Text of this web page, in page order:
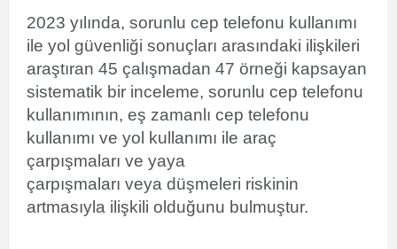
2023 yılında, sorunlu cep telefonu kullanımı
ile yol güvenliği sonuçları arasındaki ilişkileri
araştıran 45 çalışmadan 47 örneği kapsayan
sistematik bir inceleme, sorunlu cep telefonu
kullanımının, eş zamanlı cep telefonu
kullanımı ve yol kullanımı ile araç
çarpışmaları ve yaya
çarpışmaları veya düşmeleri riskinin
artmasıyla ilişkili olduğunu bulmuştur.